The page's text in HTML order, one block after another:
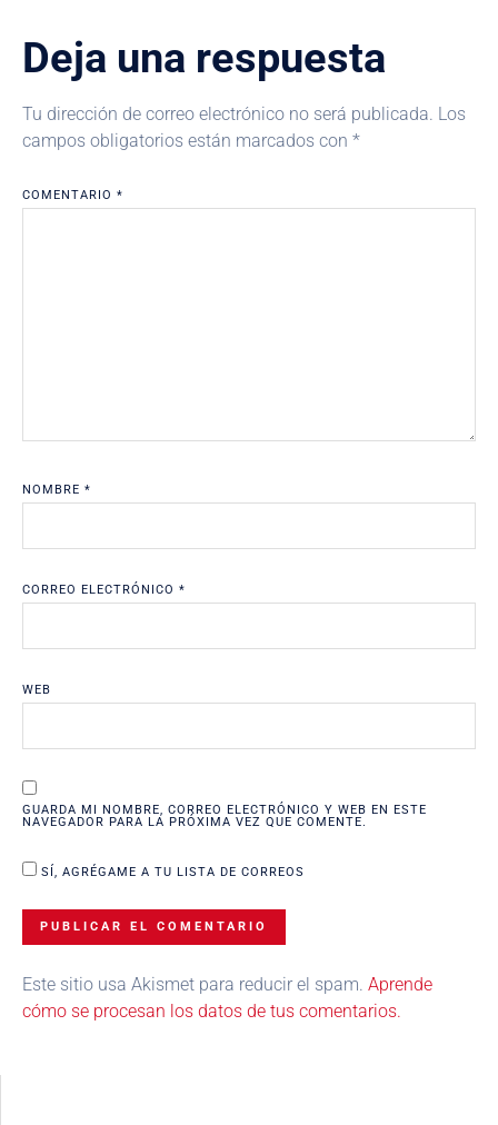
Deja una respuesta
Tu dirección de correo electrónico no será publicada. Los
campos obligatorios están marcados con *
COMENTARIO *
NOMBRE *
CORREO ELECTRÓNICO *
WEB
GUARDA MI NOMBRE, CORREO ELECTRÓNICO Y WEB EN ESTE
NAVEGADOR PARA LA PRÓXIMA VEZ QUE COMENTE.
SÍ, AGRÉGAME A TU LISTA DE CORREOS
Este sitio usa Akismet para reducir el spam. Aprende
cómo se procesan los datos de tus comentarios.